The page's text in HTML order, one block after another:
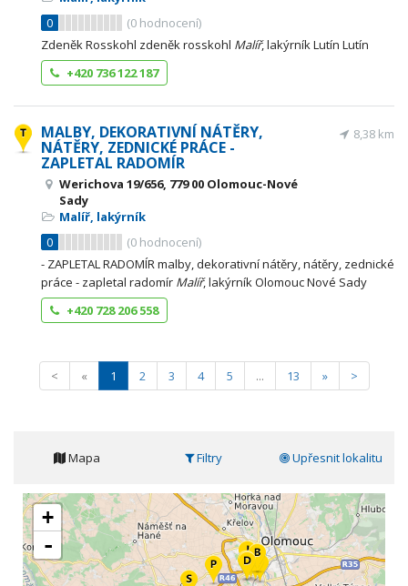
0
(0 hodnocení)
Zdeněk Rosskohl zdeněk rosskohl Malíř, lakýrník Lutín Lutín
+420 736 122 187
MALBY, DEKORATIVNÍ NÁTĚRY,
NÁTĚRY, ZEDNICKÉ PRÁCE -
ZAPLETAL RADOMÍR
Werichova 19/656, 779 00 Olomouc-Nové
Sady
Malíř, lakýrník
0
(0 hodnocení)
8,38 km
- ZAPLETAL RADOMÍR malby, dekorativní nátěry, nátěry, zednické
práce - zapletal radomír Malíř, lakýrník Olomouc Nové Sady
+420 728 206 558
< « 1 2 3 4 5 ... 13 » >
Mapa Filtry Upřesnit lokalitu
+
-